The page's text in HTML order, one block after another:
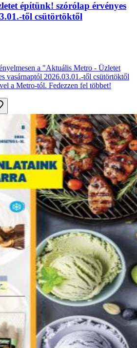
építünk! szórólap érvényes
től csütörtöktől
a "Aktuális Metro - Üzletet
vasárnaptól 2026.03.01.-től csütörtöktől
a Metro-tól. Fedezzen fel többet!